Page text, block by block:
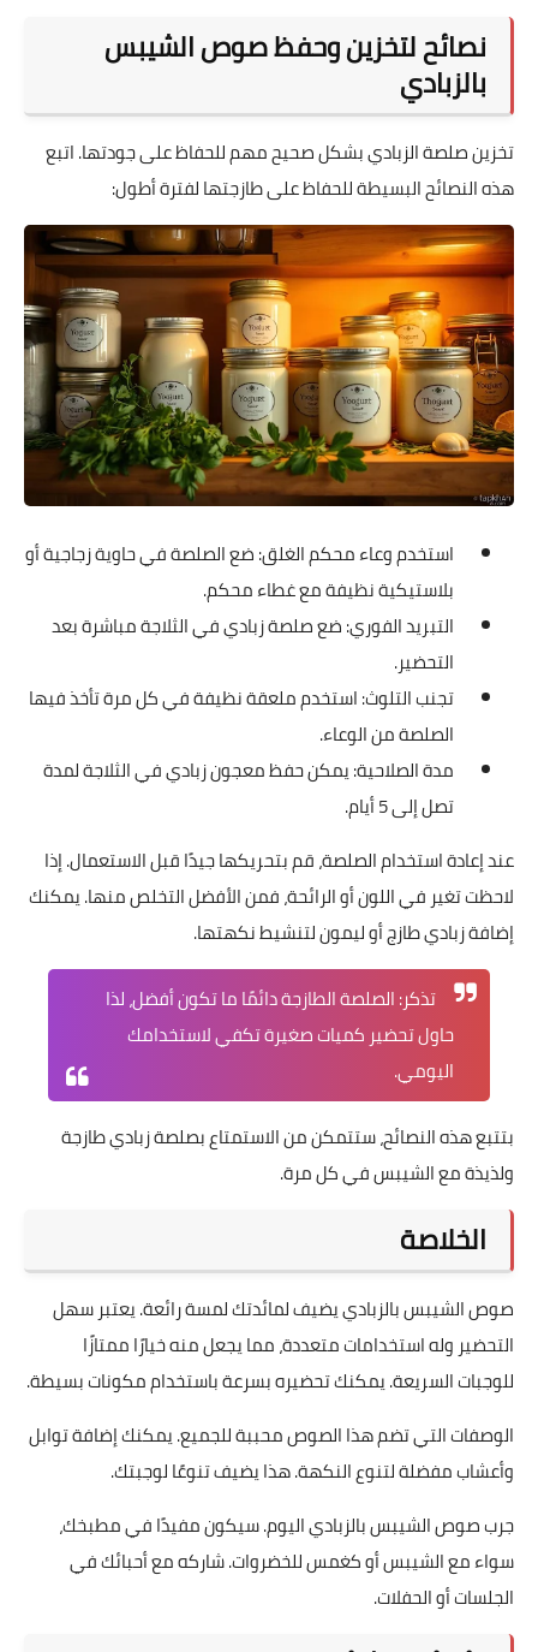
نصائح لتخزين وحفظ صوص الشيبس
بالزبادي
تخزين صلصة الزبادي بشكل صحيح مهم للحفاظ على جودتها. اتبع
هذه النصائح البسيطة للحفاظ على طازجتها لفترة أطول:
استخدم وعاء محكم الغلق: ضع الصلصة في حاوية زجاجية أو
بلاستيكية نظيفة مع غطاء محكم.
التبريد الفوري: ضع صلصة زبادي في الثلاجة مباشرة بعد
التحضير.
تجنب التلوث: استخدم ملعقة نظيفة في كل مرة تأخذ فيها
الصلصة من الوعاء.
مدة الصلاحية: يمكن حفظ معجون زبادي في الثلاجة لمدة
تصل إلى 5 أيام.
عند إعادة استخدام الصلصة، قم بتحريكها جيدًا قبل الاستعمال. إذا
لاحظت تغير في اللون أو الرائحة، فمن الأفضل التخلص منها. يمكنك
إضافة زبادي طازج أو ليمون لتنشيط نكهتها.
تذكر: الصلصة الطازجة دائمًا ما تكون أفضل، لذا
حاول تحضير كميات صغيرة تكفي لاستخدامك
اليومي.
بتتبع هذه النصائح، ستتمكن من الاستمتاع بصلصة زبادي طازجة
ولذيذة مع الشيبس في كل مرة.
الخلاصة
صوص الشيبس بالزبادي يضيف لمائدتك لمسة رائعة. يعتبر سهل
التحضير وله استخدامات متعددة، مما يجعل منه خيارًا ممتازًا
للوجبات السريعة. يمكنك تحضيره بسرعة باستخدام مكونات بسيطة.
الوصفات التي تضم هذا الصوص محببة للجميع. يمكنك إضافة توابل
وأعشاب مفضلة لتنوع النكهة. هذا يضيف تنوعًا لوجبتك.
جرب صوص الشيبس بالزبادي اليوم. سيكون مفيدًا في مطبخك،
سواء مع الشيبس أو كغمس للخضروات. شاركه مع أحبائك في
الجلسات أو الحفلات.